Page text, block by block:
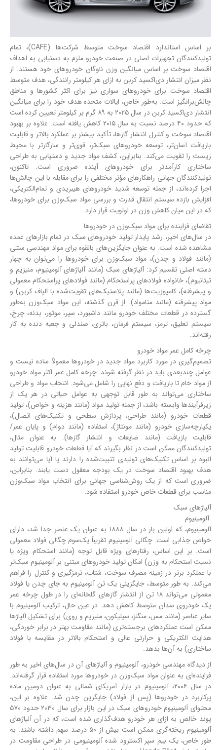
بر اساس استاندارد اقتصاد سوخت متوسط شرکت‌ها (CAFE)، تمام
تولیدکنندگان تجهیزات اصلی در صنعت خودرو ملزم به دستیابی به اهداف
اقتصاد سوخت بر اساس میانگین وزن ناوگان خودروهای خود هستند. از
نظر میزان انتشار دی‌اکسید کربن به ازای هر کیلومتر رانندگی، هدف متوسط
اقتصاد سوخت برای خودروهای سواری نیز برای اکثر کشورها و مناطق
چالش‌برانگیز است. به‌طور خاص، ایالات متحده هدف خود را برای میانگین
انتشار دی‌اکسید کربن در سال ۲۰۲۵ به ۸۹ گرم بر کیلومتر تعیین کرده است
که حدود ۴۰ درصد نسبت به سال ۲۰۱۵ کاهش یافته است. علاوه بر بهبود
اقتصاد سوخت و کنترل انتشار گازها، تأکید بیشتر بر عملکرد بالاتر و قابلیت
بازیافت آسان‌تر، توسعه خودروهای سبک‌تر، قوی‌تر و سازگارتر با محیط
زیست را تقویت می‌کند. بنابراین، کشف مواد جدید و دستیابی به طراحی
ساختاری کارآمدتر برای خودروهای آینده ضروری است. تاکنون،
تولیدکنندگان جهانی راهکارهای مؤثر مختلفی را برای مقابله با این چالش‌ها
اجرا کرده‌اند، از جمله توسعه شدید خودروهای هیبریدی و تمام‌الکتریکی،
افزایش بازده سیستم انتقال قدرت و بررسی مواد سبک‌وزن برای خودروها،
که در این میان کاهش وزن در اولویت قرار دارد.
تقاضای فزاینده برای مواد سبک‌وزن در خودروها
در سال‌های اخیر، رشد پایدار تولید خودروهای سبک در تمام بازارهای عمده
مشاهده شده است. به عنوان جایگزین‌های بالقوه برای مواد مهندسی سنتی
(مانند فولاد و چدن)، مواد سبک‌وزن برای خودروها را می‌توان به چهار
دسته اصلی تقسیم کرد: آلیاژهای سبک (مانند آلیاژهای آلومینیوم، منیزیم و
تیتانیوم)، خانواده فولادهای پراستحکام (مانند فولادهای پراستحکام معمولی
و پیشرفته)، کامپوزیت‌ها (مانند پلاستیک‌های تقویت‌شده با الیاف کربن) و
مواد پیشرفته (مانند متامواد). از قرن گذشته، این مواد سبک‌وزن به‌طور
گسترده در قطعات مختلف خودرو مانند داشبورد، سپر، موتور، بدنه، چرخ،
سیستم تعلیق، ترمز، سیستم فرمان، باتری، صندلی و جعبه دنده به کار
رفته‌اند.
چرخه کامل عمر مواد خودرو
تصمیم‌گیری در مورد کاربرد مواد جدید در خودروها معمولاً ساده نیست و
عوامل چندبعدی باید در نظر گرفته شوند. چرخه کامل عمر اکثر مواد خودرو
از مواد خام تا بازیافت و دفع نهایی را شامل می‌شود. انتخاب مواد و طراحی
ساختاری می‌تواند به طور قابل توجهی به عوامل حیاتی در هر یک از
زیرفرآیندها وابسته باشد، از جمله تولید مواد (مانند هزینه و خواص)، تولید
قطعات خودرو (مانند طراحی، پردازش سطحی و تکنیک‌های اتصال)،
یکپارچه‌سازی خودرو (مانند مونتاژ)، استفاده (مانند دوام) و پایان عمر/
قابلیت بازیافت (مانند ضایعات و انتشار گازها). به عنوان مثال،
تولیدکنندگان ممکن است در نظر بگیرند که آیا قطعات خودرو قابلیت تولید
انبوه بر اساس تکنیک‌های تولیدی تثبیت‌شده را دارند یا آیا می‌توانند به
هدف بهبود اقتصاد سوخت در یک بودجه معقول دست یابند. بنابراین،
ضروری است که از یک روش‌شناسی جهانی برای انتخاب مواد سبک‌وزن
مناسب برای قطعات خاص خودرو استفاده شود.
آلیاژهای سبک
آلومینیوم
آلومینیوم، که اولین بار در سال ۱۸۸۸ به عنوان یک عنصر جدا شد، دارای
خواص جذابی است. چگالی آلومینیوم تقریباً یک‌سوم چگالی فولاد معمولی
است. بر این اساس، رفتارهای ویژه قابل توجه (مانند استحکام ویژه یا
نسبت استحکام به وزن) امکان تولید خودروهای مبتنی بر آلومینیوم سبک‌تر
با عملکرد برتر در زمینه مصرف سوخت، شتاب، ترمزگیری و کنترل را فراهم
می‌کند. به طور متوسط، جایگزینی یک تن آلومینیوم به جای چدن یا فولاد
معمولی می‌تواند ۱۸ تن از انتشار گازهای گلخانه‌ای را در طول چرخه عمر
یک خودروی سدان متوسط کاهش دهد. در عین حال، ترکیب آلومینیوم با
سایر عناصر (مانند مس، منگنز، سیلیکون، منیزیم و روی) برای تشکیل آلیاژها
ممکن است عملکردهای برجسته‌تری (مانند مقاومت بهتر در برابر خوردگی،
هدایت الکتریکی و حرارتی عالی و استحکام بالاتر در مقایسه با فولاد
ساختاری) به آن‌ها بدهد.
از دیدگاه مهندسی خودرو، آلومینیوم و آلیاژهای آن در سال‌های اخیر به طور
فزاینده‌ای به عنوان مواد سبک‌وزن در خودروها مورد استفاده قرار گرفته‌اند.
در سال ۲۰۰۶، آلومینیوم در بازار آمریکای شمالی به عنوان دومین ماده
پرکاربرد در خودروها (پس از فولاد) جایگزین چدن شد. علاوه بر این،
محتوای آلومینیوم خودروهای سبک در این بازار برای سال ۲۰۳۰ حدود ۵۷۰
پوند خالص به ازای هر خودرو هدف‌گذاری شده است، که در آن آلیاژهای
آلومینیوم ریخته‌گری ممکن است بیش از ۵۰ درصد سهم داشته باشند. به
طور خاص، یک بیم سپر اکسترود شده آلومینیومی در طراحی مقاومت در